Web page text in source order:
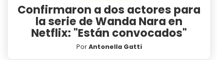
Confirmaron a dos actores para
la serie de Wanda Nara en
Netflix: "Están convocados"
PorAntonella Gatti